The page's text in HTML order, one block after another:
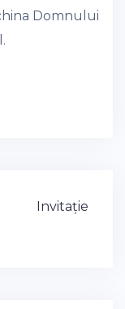
Domnului
Invitație